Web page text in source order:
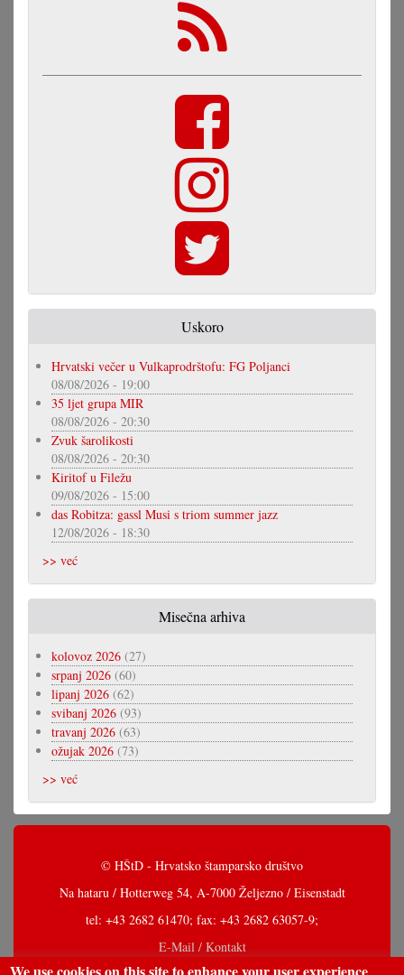
Uskoro
Hrvatski večer u Vulkaprodrštofu: FG Poljanci
08/08/2026 - 19:00
35 ljet grupa MIR
08/08/2026 - 20:30
Zvuk šarolikosti
08/08/2026 - 20:30
Kiritof u Filežu
09/08/2026 - 15:00
das Robitza: gassl Musi s triom summer jazz
12/08/2026 - 18:30
>> već
Misečna arhiva
kolovoz 2026 (27)
srpanj 2026 (60)
lipanj 2026 (62)
svibanj 2026 (93)
travanj 2026 (63)
ožujak 2026 (73)
>> već
© HŠtD - Hrvatsko štamparsko društvo
Na hataru / Hotterweg 54, A-7000 Željezno / Eisenstadt
tel: +43 2682 61470; fax: +43 2682 63057-9;
E-Mail / Kontakt